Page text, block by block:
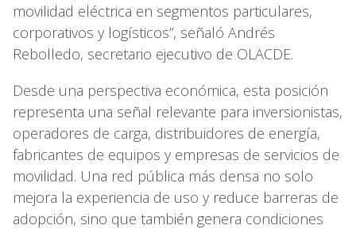
movilidad eléctrica en segmentos particulares,
corporativos y logísticos”, señaló Andrés
Rebolledo, secretario ejecutivo de OLACDE.
Desde una perspectiva económica, esta posición
representa una señal relevante para inversionistas,
operadores de carga, distribuidores de energía,
fabricantes de equipos y empresas de servicios de
movilidad. Una red pública más densa no solo
mejora la experiencia de uso y reduce barreras de
adopción, sino que también genera condiciones